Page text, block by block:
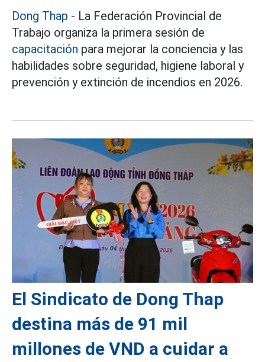
Dong Thap - La Federación Provincial de
Trabajo organiza la primera sesión de
capacitación para mejorar la conciencia y las
habilidades sobre seguridad, higiene laboral y
prevención y extinción de incendios en 2026.
El Sindicato de Dong Thap
destina más de 91 mil
millones de VND a cuidar a